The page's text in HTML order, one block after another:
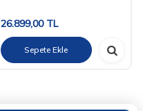
26.899,00TL
Sepete Ekle